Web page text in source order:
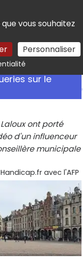
vous souhaitez
Personnaliser
Rechercher
sur le
ont porté
d'un influenceur
municipale
Handicap.fr avec l'AFP